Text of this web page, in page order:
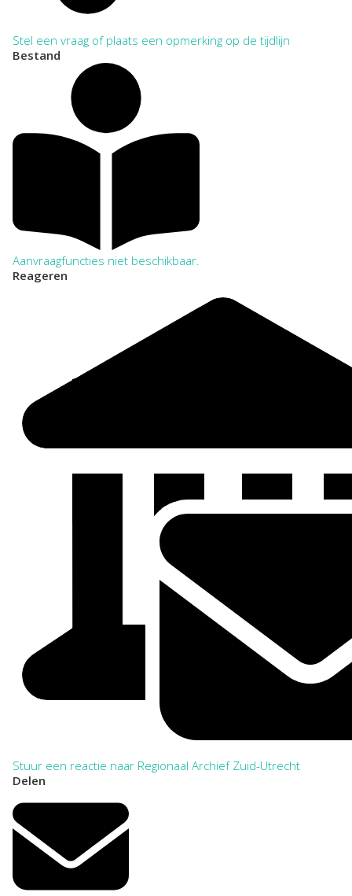
Stel een vraag of plaats een opmerking op de tijdlijn
Bestand
Aanvraagfuncties niet beschikbaar.
Reageren
Stuur een reactie naar Regionaal Archief Zuid-Utrecht
Delen